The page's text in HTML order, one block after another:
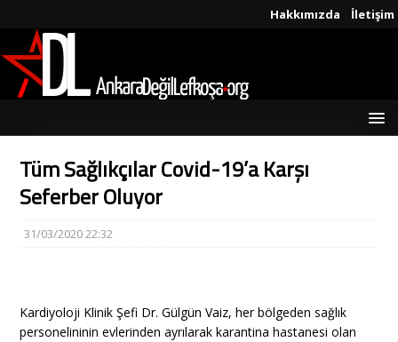
Hakkımızda İletişim
Tüm Sağlıkçılar Covid-19’a Karşı
Seferber Oluyor
31/03/2020 22:32
Kardiyoloji Klinik Şefi Dr. Gülgün Vaiz, her bölgeden sağlık
personelininin evlerinden ayrılarak karantina hastanesi olan